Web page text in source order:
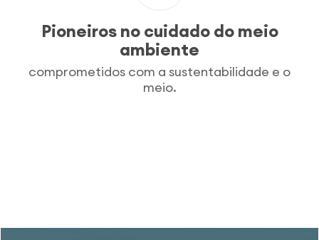
Pioneiros no cuidado do meio
ambiente
comprometidos com a sustentabilidade e o
meio.